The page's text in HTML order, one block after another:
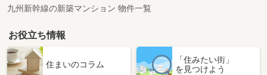
九州新幹線の新築マンション 物件一覧
お役立ち情報
住まいのコラム
「住みたい街」
を見つけよう